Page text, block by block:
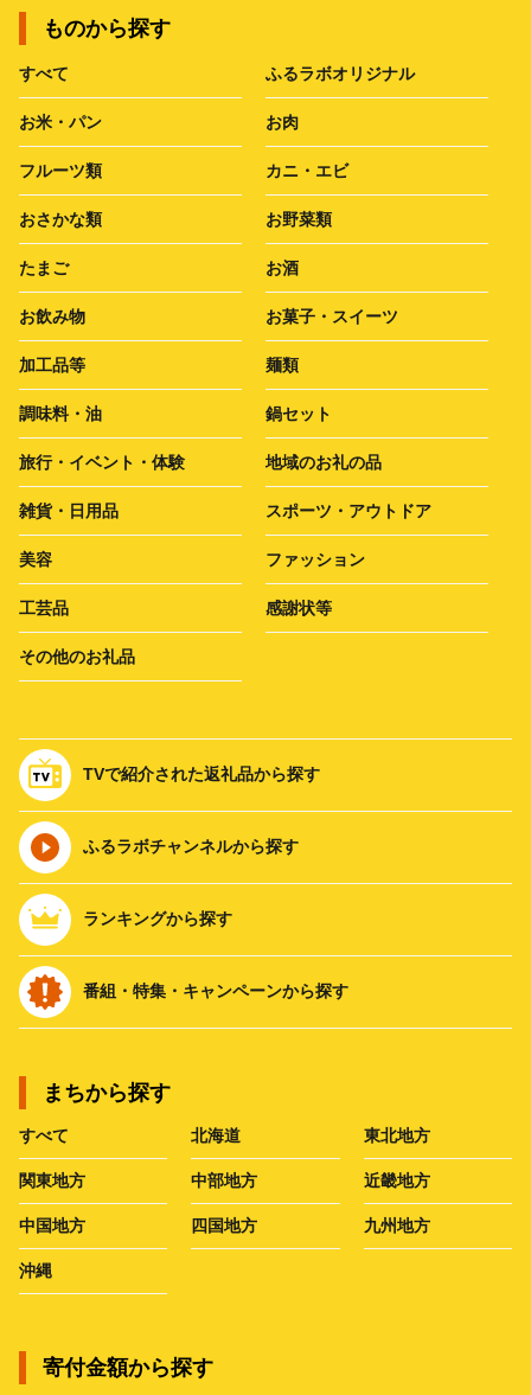
ものから探す
すべて ふるラボオリジナル
お米・パン お肉
フルーツ類 カニ・エビ
おさかな類 お野菜類
たまご お酒
お飲み物 お菓子・スイーツ
加工品等 麺類
調味料・油 鍋セット
旅行・イベント・体験 地域のお礼の品
雑貨・日用品 スポーツ・アウトドア
美容 ファッション
工芸品 感謝状等
その他のお礼品
TVで紹介された返礼品から探す
ふるラボチャンネルから探す
ランキングから探す
番組・特集・キャンペーンから探す
まちから探す
すべて 北海道 東北地方
関東地方 中部地方 近畿地方
中国地方 四国地方 九州地方
沖縄
寄付金額から探す